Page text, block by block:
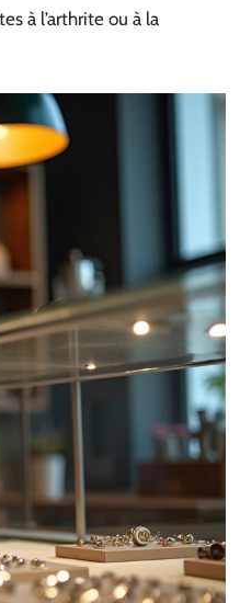
à l’arthrite ou à la